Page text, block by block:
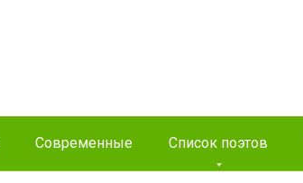
Современные Список поэтов